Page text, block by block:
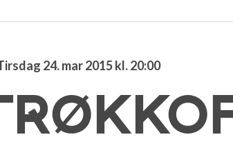
24. mar 2015 kl. 20:00